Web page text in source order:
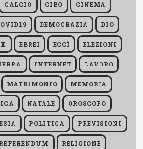
CALCIO CIBO CINEMA
DEMOCRAZIA DIO
EBREI ECCÌ ELEZIONI
INTERNET LAVORO
MATRIMONIO MEMORIA
NATALE OROSCOPO
POLITICA PREVISIONI
REFERENDUM RELIGIONE